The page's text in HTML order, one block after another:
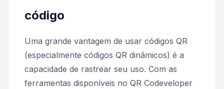
código
Uma grande vantagem de usar códigos QR
(especialmente códigos QR dinâmicos) é a
capacidade de rastrear seu uso. Com as
ferramentas disponíveis no QR Codeveloper